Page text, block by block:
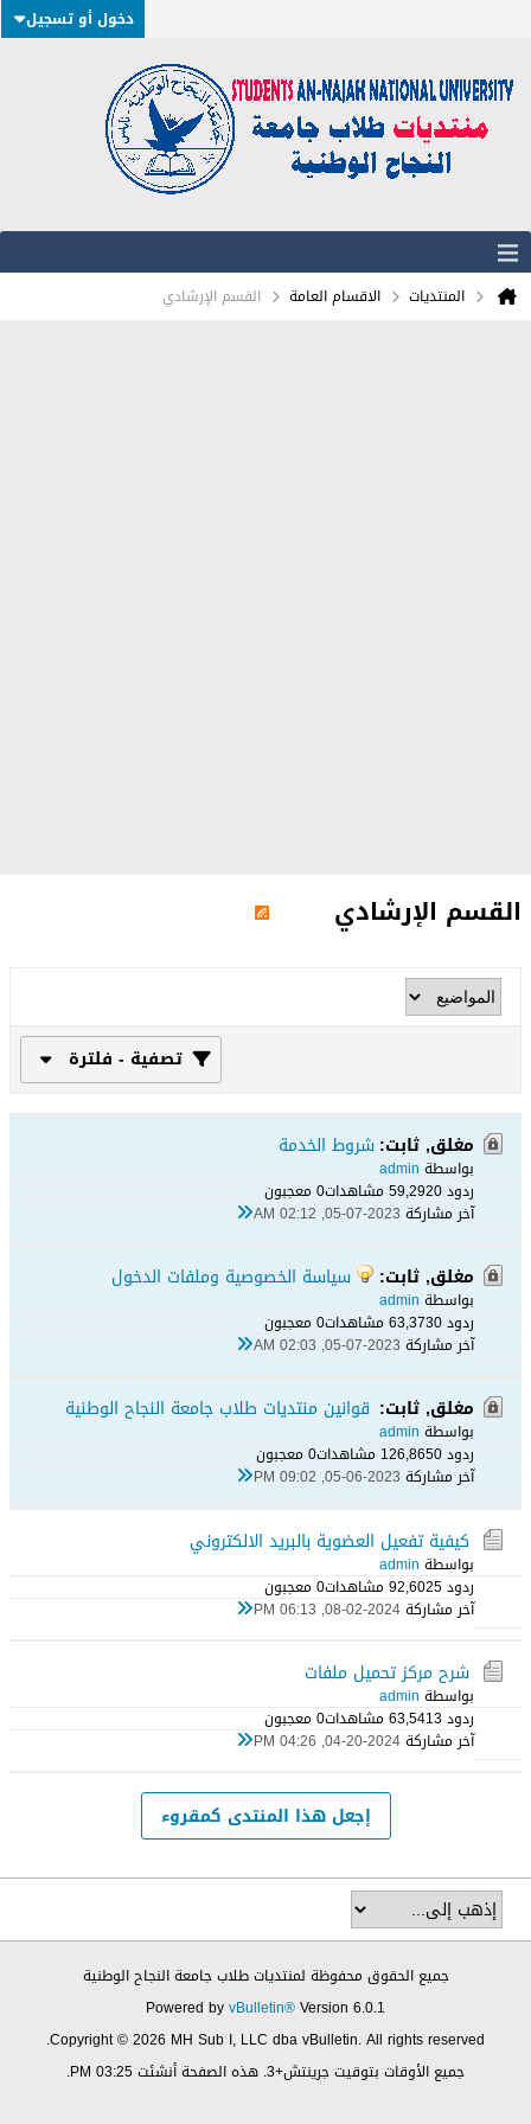
دخول أو تسجيل
المنتديات الاقسام العامة القسم الإرشادي
القسم الإرشادي
تصفية - فلترة
مغلق, ثابت:شروط الخدمة
بواسطة admin
ردود 0 59,292 مشاهدات
0 معجبون
آخر مشاركة 05-07-2023, 02:12 AM
مغلق, ثابت: سياسة الخصوصية وملفات الدخول
بواسطة admin
ردود 0 63,373 مشاهدات
0 معجبون
آخر مشاركة 05-07-2023, 02:03 AM
مغلق, ثابت: قوانين منتديات طلاب جامعة النجاح الوطنية
بواسطة admin
ردود 0 126,865 مشاهدات
0 معجبون
آخر مشاركة 05-06-2023, 09:02 PM
كيفية تفعيل العضوية بالبريد الالكتروني
بواسطة admin
ردود 5 92,602 مشاهدات
0 معجبون
آخر مشاركة08-02-2024, 06:13 PM
شرح مركز تحميل ملفات
بواسطة admin
ردود 3 63,541 مشاهدات
0 معجبون
آخر مشاركة04-20-2024, 04:26 PM
إجعل هذا المنتدى كمقروء
جميع الحقوق محفوظة لمنتديات طلاب جامعة النجاح الوطنية
Powered byvBulletin®Version 6.0.1
Copyright © 2026 MH Sub I, LLC dba vBulletin. All rights reserved.
جميع الأوقات بتوقيت جرينتش+3. هذه الصفحة أنشئت 03:25 PM.